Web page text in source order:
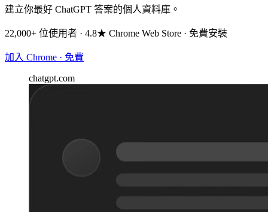
建立你最好 ChatGPT 答案的個人資料庫。
22,000+ 位使用者 · 4.8★ Chrome Web Store · 免費安裝
加入 Chrome · 免費
chatgpt.com